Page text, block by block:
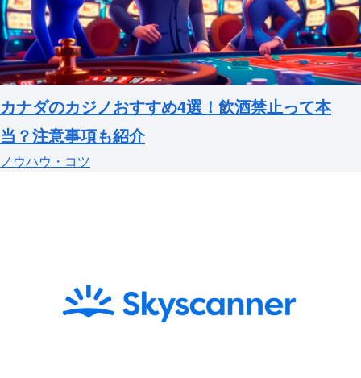
カナダのカジノおすすめ4選！飲酒禁止って本
当？注意事項も紹介
ノウハウ・コツ